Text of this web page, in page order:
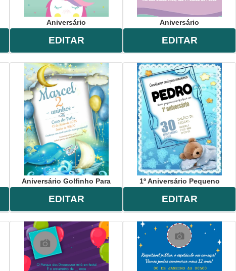
Aniversário
EDITAR
Aniversário
EDITAR
Aniversário Golfinho Para
EDITAR
1º Aniversário Pequeno
EDITAR